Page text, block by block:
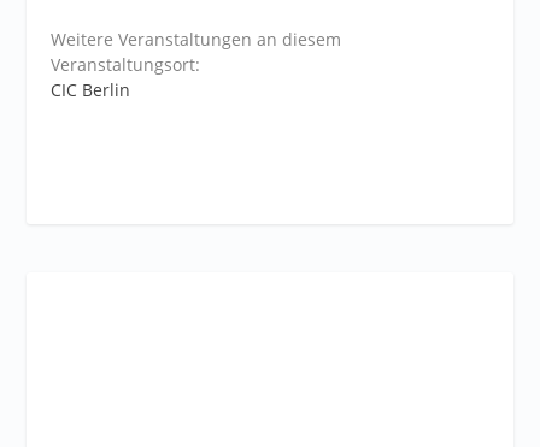
Weitere Veranstaltungen an diesem
Veranstaltungsort:
CIC Berlin